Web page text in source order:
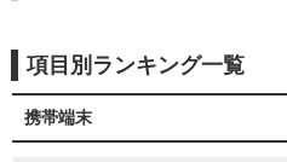
項目別ランキング一覧
携帯端末